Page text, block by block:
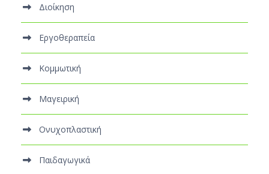
Διοίκηση
Εργοθεραπεία
Κομμωτική
Μαγειρική
Ονυχοπλαστική
Παιδαγωγικά